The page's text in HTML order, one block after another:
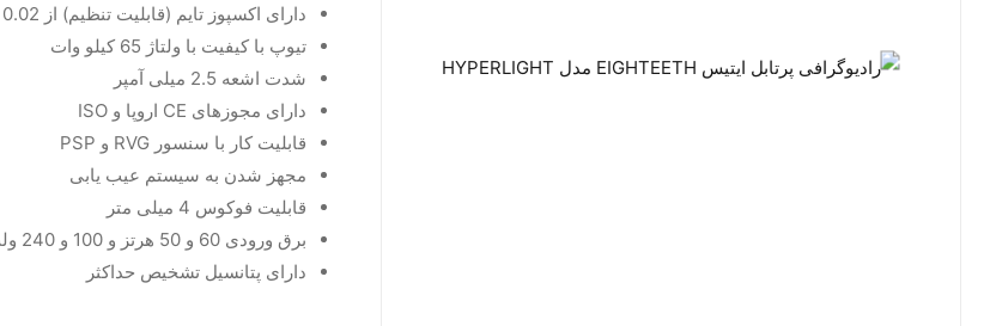
دارای اکسپوز تایم (قابلیت تنظیم) از 0.02 تا 2 ثانیه
تیوپ با کیفیت با ولتاژ 65 کیلو وات
شدت اشعه 2.5 میلی آمپر
دارای مجوزهای CE اروپا و ISO
قابلیت کار با سنسور RVG و PSP
مجهز شدن به سیستم عیب یابی
قابلیت فوکوس 4 میلی متر
برق ورودی 60 و 50 هرتز و 100 و 240 ولت
دارای پتانسیل تشخیص حداکثر